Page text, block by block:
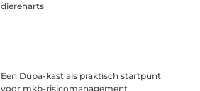
dierenarts
Een Dupa-kast als praktisch startpunt
voor mkb-risicomanagement